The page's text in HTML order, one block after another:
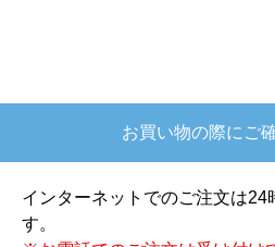
【注文からどのくらいで届き
もあると思いますがあまり
お買い物の際にご
インターネットでのご注文は24
す。